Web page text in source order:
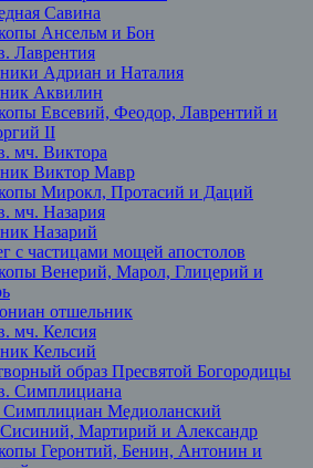
Савина
Ансельм и Бон
Лаврентия
Адриан и Наталия
Аквилин
Евсевий, Феодор, Лаврентий и
II
мч. Виктора
Виктор Мавр
Мирокл, Протасий и Даций
мч. Назария
Назарий
с частицами мощей апостолов
Венерий, Марол, Глицерий и
отшельник
мч. Келсия
Кельсий
образ Пресвятой Богородицы
Симплициана
Симплициан Медиоланский
Мартирий и Александр
Геронтий, Бенин, Антонин и